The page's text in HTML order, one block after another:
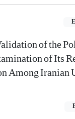
of the
of Its
Among Iranian